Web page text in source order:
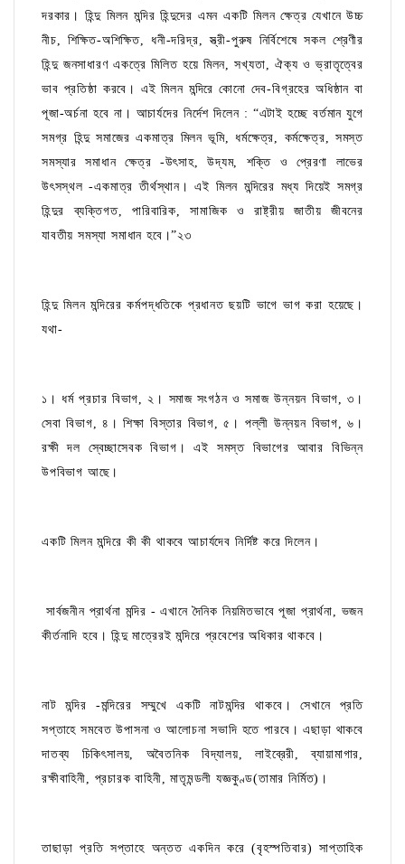
দরকার। হিন্দু মিলন মন্দির হিন্দুদের এমন একটি মিলন ক্ষেত্র যেখানে উচ্চ
নীচ, শিক্ষিত-অশিক্ষিত, ধনী-দরিদ্র, স্ত্রী-পুরুষ নির্বিশেষে সকল শ্রেণীর
হিন্দু জনসাধারণ একত্রে মিলিত হয়ে মিলন, সখ্যতা, ঐক্য ও ভ্রাতৃত্বের
ভাব প্রতিষ্ঠা করবে। এই মিলন মন্দিরে কোনো দেব-বিগ্রহের অধিষ্ঠান বা
পূজা-অর্চনা হবে না। আচার্যদের নির্দেশ দিলেন : “এটাই হচ্ছে বর্তমান যুগে
সমগ্র হিন্দু সমাজের একমাত্র মিলন ভূমি, ধর্মক্ষেত্র, কর্মক্ষেত্র, সমস্ত
সমস্যার সমাধান ক্ষেত্র -উৎসাহ, উদ্যম, শক্তি ও প্রেরণা লাভের
উৎসস্থল -একমাত্র তীর্থস্থান। এই মিলন মন্দিরের মধ্য দিয়েই সমগ্র
হিন্দুর ব্যক্তিগত, পারিবারিক, সামাজিক ও রাষ্ট্রীয় জাতীয় জীবনের
যাবতীয় সমস্যা সমাধান হবে।”২৩
হিন্দু মিলন মন্দিরের কর্মপদ্ধতিকে প্রধানত ছয়টি ভাগে ভাগ করা হয়েছে।
যথা-
১। ধর্ম প্রচার বিভাগ, ২। সমাজ সংগঠন ও সমাজ উন্নয়ন বিভাগ, ৩।
সেবা বিভাগ, ৪। শিক্ষা বিস্তার বিভাগ, ৫। পল্লী উন্নয়ন বিভাগ, ৬।
রক্ষী দল স্বেচ্ছাসেবক বিভাগ। এই সমস্ত বিভাগের আবার বিভিন্ন
উপবিভাগ আছে।
একটি মিলন মন্দিরে কী কী থাকবে আচার্যদেব নির্দিষ্ট করে দিলেন।
সার্বজনীন প্রার্থনা মন্দির - এখানে দৈনিক নিয়মিতভাবে পূজা প্রার্থনা, ভজন
কীর্তনাদি হবে। হিন্দু মাত্রেরই মন্দিরে প্রবেশের অধিকার থাকবে।
নাট মন্দির -মন্দিরের সম্মুখে একটি নাটমন্দির থাকবে। সেখানে প্রতি
সপ্তাহে সমবেত উপাসনা ও আলোচনা সভাদি হতে পারবে। এছাড়া থাকবে
দাতব্য চিকিৎসালয়, অবৈতনিক বিদ্যালয়, লাইব্রেরী, ব্যায়ামাগার,
রক্ষীবাহিনী, প্রচারক বাহিনী, মাতৃমন্ডলী যজ্ঞকুণ্ড(তামার নির্মিত)।
তাছাড়া প্রতি সপ্তাহে অন্তত একদিন করে (বৃহস্পতিবার) সাপ্তাহিক